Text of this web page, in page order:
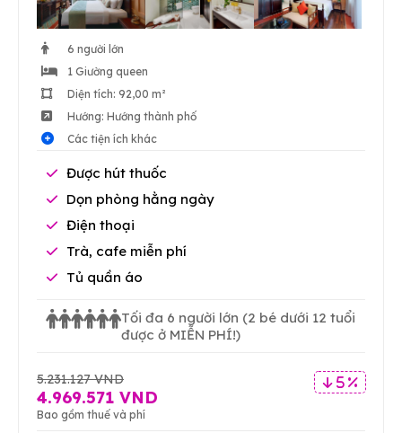
6 người lớn
1 Giường queen
Diện tích: 92,00 m²
Hướng: Hướng thành phố
Các tiện ích khác
Được hút thuốc
Dọn phòng hằng ngày
Điện thoại
Trà, cafe miễn phí
Tủ quần áo
Tối đa 6 người lớn (2 bé dưới 12 tuổi
được ở MIỄN PHÍ!)
5 %
5.231.127 VND
4.969.571 VND
Bao gồm thuế và phí